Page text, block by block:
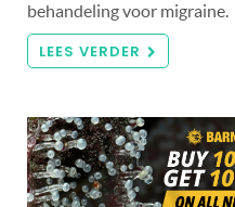
behandeling voor migraine.
LEES VERDER